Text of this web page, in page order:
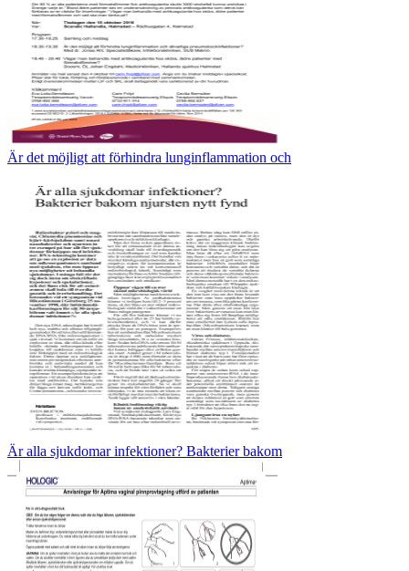
Är det möjligt att förhindra lunginflammation och
Är alla sjukdomar infektioner? Bakterier bakom